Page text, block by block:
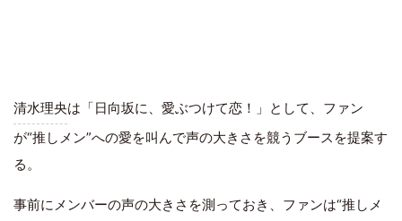
清水理央は「日向坂に、愛ぶつけて恋！」として、ファン
が“推しメン”への愛を叫んで声の大きさを競うブースを提案す
る。
事前にメンバーの声の大きさを測っておき、ファンは“推しメ